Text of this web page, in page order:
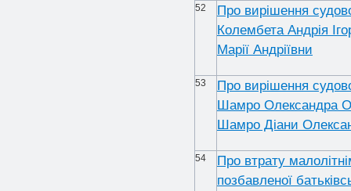
52
Про вирішення
Колембета Андрія
Марії Андріївни
53
Про вирішення
Шамро Олександра
Шамро Діани
54
Про втрату
позбавленої